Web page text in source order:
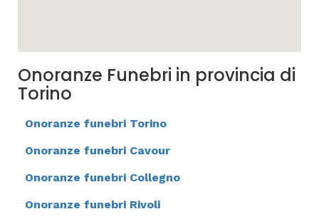
Onoranze Funebri in provincia di
Torino
Onoranze funebri Torino
Onoranze funebri Cavour
Onoranze funebri Collegno
Onoranze funebri Rivoli